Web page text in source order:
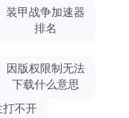
装甲战争加速器
排名
因版权限制无法
下载什么意思
打不开